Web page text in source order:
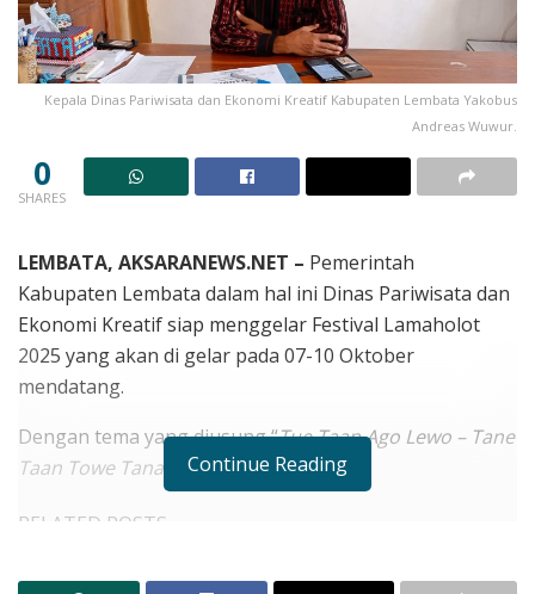
Kepala Dinas Pariwisata dan Ekonomi Kreatif Kabupaten Lembata Yakobus
Andreas Wuwur.
0
SHARES
LEMBATA, AKSARANEWS.NET – Pemerintah
Kabupaten Lembata dalam hal ini Dinas Pariwisata dan
Ekonomi Kreatif siap menggelar Festival Lamaholot
2025 yang akan di gelar pada 07-10 Oktober
mendatang.
Dengan tema yang diusung “Tue Taan Ago Lewo – Tane
Taan Towe Tana (Menenun Kehidupan).
RELATED POSTS
Target Layanan Cuci Darah Hadir Oktober, Bupati
Continue Reading